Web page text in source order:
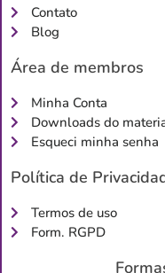
Contato
Blog
Área de membros
Minha Conta
Downloads do
Esqueci minha senha
Política de
Termos de uso
Form. RGPD